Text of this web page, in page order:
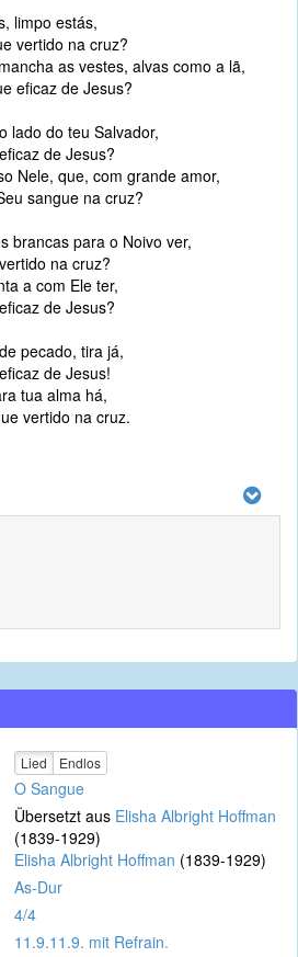
limpo estás,
vertido na cruz?
as vestes, alvas como a lã,
eficaz de Jesus?
lado do teu Salvador,
de Jesus?
Nele, que, com grande amor,
sangue na cruz?
brancas para o Noivo ver,
na cruz?
a com Ele ter,
de Jesus?
pecado, tira já,
de Jesus!
tua alma há,
vertido na cruz.
Lied Endlos
O Sangue
Übersetzt aus Elisha Albright Hoffman
(1839-1929)
Elisha Albright Hoffman (1839-1929)
As-Dur
4/4
11.9.11.9. mit Refrain.